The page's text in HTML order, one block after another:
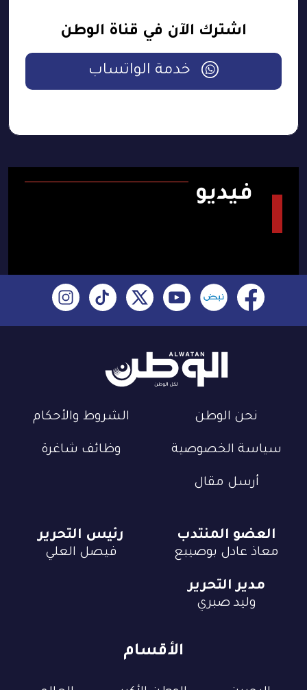
اشترك الآن في قناة الوطن
خدمة الواتساب
فيديو
نحن الوطن الشروط والأحكام
سياسة الخصوصية وظائف شاغرة
أرسل مقال
الأقسام
العضو المنتدب
معاذ عادل بوصيبع
رئيس التحرير
فيصل العلي
مدير التحرير
وليد صبري